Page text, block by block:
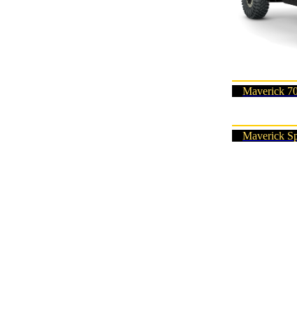
Maverick
Maverick